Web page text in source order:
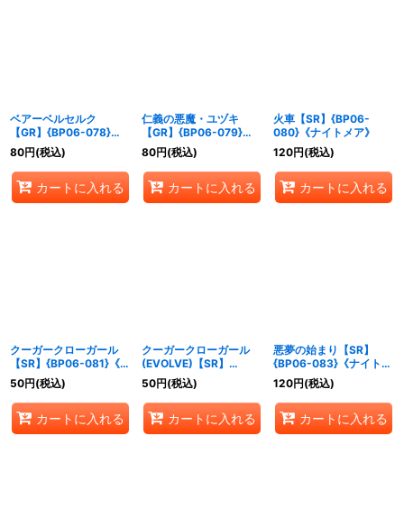
ベアーベルセルク
【GR】{BP06-078}
《ナイトメア》
80円(税込)
カートに入れる
仁義の悪魔・ユヅキ
【GR】{BP06-079}
《ナイトメア》
80円(税込)
カートに入れる
火車【SR】{BP06-
080}《ナイトメア》
120円(税込)
カートに入れる
クーガークローガール
【SR】{BP06-081}《ナ
イトメア》
50円(税込)
カートに入れる
クーガークローガール
(EVOLVE)【SR】
{BP06-082}《ナイトメ
ア》
50円(税込)
カートに入れる
悪夢の始まり【SR】
{BP06-083}《ナイトメ
ア》
120円(税込)
カートに入れる